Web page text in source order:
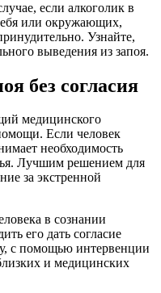
если алкоголик в
или окружающих,
Узнайте,
выведения из запоя.
без согласия
медицинского
Если человек
необходимость
Лучшим решением для
за экстренной
в сознании
его дать согласие
с помощью интервенции
и медицинских